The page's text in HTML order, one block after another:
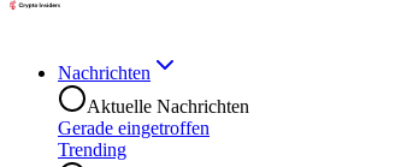
Nachrichten
Aktuelle Nachrichten
Gerade eingetroffen
Trending